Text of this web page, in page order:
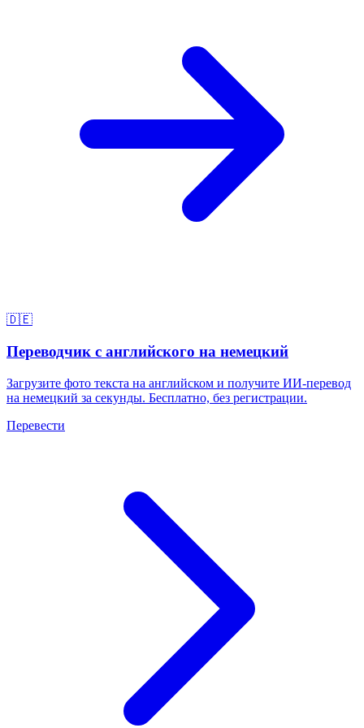
🇩🇪
Переводчик с английского на немецкий
Загрузите фото текста на английском и получите ИИ-перевод
на немецкий за секунды. Бесплатно, без регистрации.
Перевести